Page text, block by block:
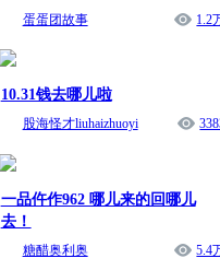
蛋蛋团故事 1.2
10.31钱去哪儿啦
股海怪才liuhaizhuoyi
一品仵作962 哪儿来的回哪儿
去！
糖醋奥利奥 5.4